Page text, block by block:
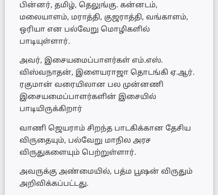
பின்னர், தமிழ், தெலுங்கு. கன்னடம்,
மலையாளம், மராத்தி, குஜராத்தி, வங்காளம்,
ஒரியா என பல்வேறு மொழிகளில்
பாடியுள்ளார்.
அவர், இசையமைப்பாளர்கள் எம்.எஸ்.
விஸ்வநாதன், இளையராஜா தொடங்கி ஏ.ஆர்.
ரகுமான் வரையிலான பல முன்னணி
இசையமைப்பாளர்களின் இசையில்
பாடியிருக்கிறார்
வாணி ஜெயராம் சிறந்த பாடகிக்கான தேசிய
விருதையும், பல்வேறு மாநில அரச
விருதுகளையும் பெற்றுள்ளார்.
அவருக்கு அண்மையில், பத்ம பூஷன் விருதும்
அறிவிக்கப்பட்டது.